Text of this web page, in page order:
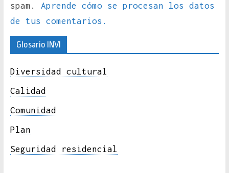
spam. Aprende cómo se procesan los datos
de tus comentarios.
Glosario INVI
Diversidad cultural
Calidad
Comunidad
Plan
Seguridad residencial